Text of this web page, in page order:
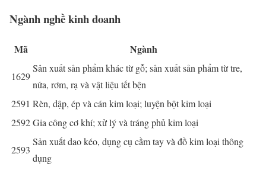
Ngành nghề kinh doanh
Mã Ngành
1629
Sản xuất sản phẩm khác từ gỗ; sản xuất sản phẩm từ tre,
nứa, rơm, rạ và vật liệu tết bện
2591 Rèn, dập, ép và cán kim loại; luyện bột kim loại
2592Gia công cơ khí; xử lý và tráng phủ kim loại
2593
Sản xuất dao kéo, dụng cụ cầm tay và đồ kim loại thông
dụng